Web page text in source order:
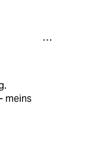
meins